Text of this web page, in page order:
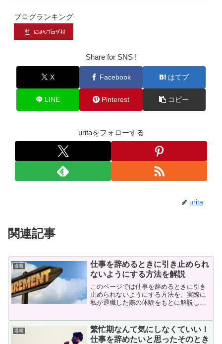
ブログランキング
Share for SNS !
X Facebook はてブ
LINE Pinterest コピー
uritaをフォローする
urita
関連記事
退職
仕事を辞めるときに引き止められ
ないようにする方法を解説
このページでは仕事を辞めるときに引き
止められないようにする方法を、実際に
私が退職した際の体験をもとに解説しま
うにしたいという方はこのページを読め
ば対策が分かります。
退職
繁忙期なんて気にしなくていい！
仕事を辞めたいと思ったそのとき